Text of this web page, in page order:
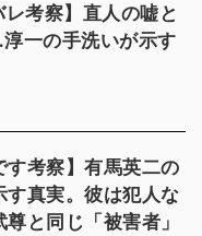
レ考察】直人の嘘と
一の手洗いが示す
す考察】有馬英二の
す真実。彼は犯人な
と同じ「被害者」